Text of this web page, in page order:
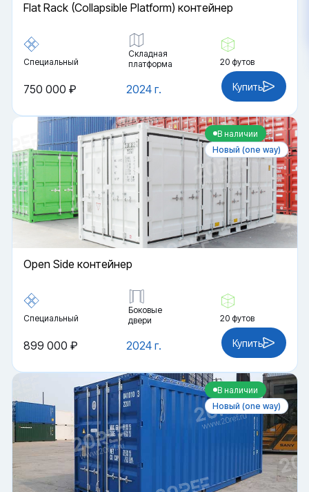
Flat Rack (Collapsible Platform) контейнер
Специальный
Складная
платформа
20 футов
2024 г.
750 000 ₽ Купить
В наличии
Новый (one way)
Open Side контейнер
Специальный
Боковые
двери
20 футов
2024 г.
899 000 ₽ Купить
В наличии
Новый (one way)